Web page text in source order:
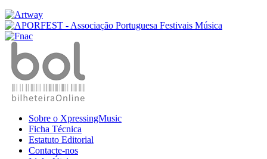
Sobre o XpressingMusic
Ficha Técnica
Estatuto Editorial
Contacte-nos